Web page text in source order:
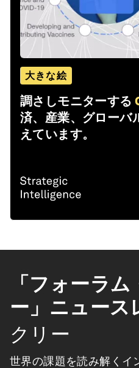
大きな絵
調さしモニターする
済、産業、グローバ
えています。
「フォーラ
ー」ニュース
クリー
世界の課題を読み解くイ